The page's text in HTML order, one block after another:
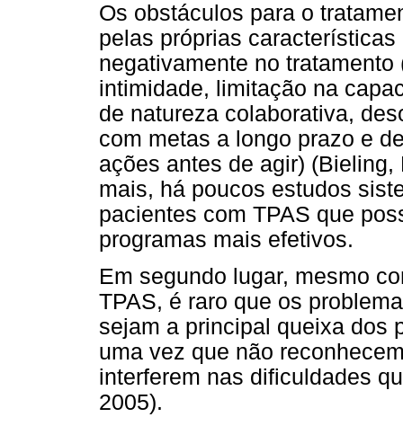
Os obstáculos para o
pelas próprias
negativamente no
intimidade, limitação na
de natureza colaborativa,
com metas a longo prazo e
ações antes de agir)
mais, há poucos estudos
pacientes com TPAS que
programas mais efetivos.
Em segundo lugar, mesmo
TPAS, é raro que os
sejam a principal queixa dos
uma vez que não
interferem nas dificuldades
2005).